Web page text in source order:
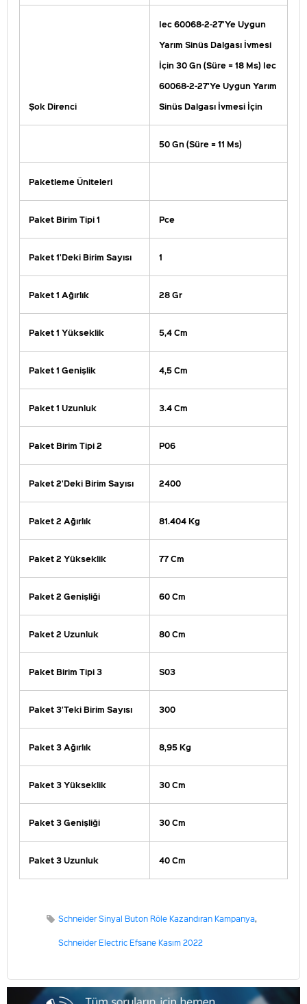
Şok Direnci
Iec 60068-2-27'Ye Uygun
Yarım Sinüs Dalgası İvmesi
İçin 30 Gn (Süre = 18 Ms) Iec
60068-2-27'Ye Uygun Yarım
Sinüs Dalgası İvmesi İçin
50 Gn (Süre = 11 Ms)
Paketleme Üniteleri
Paket Birim Tipi 1 Pce
Paket 1'Deki Birim Sayısı 1
Paket 1 Ağırlık 28 Gr
Paket 1 Yükseklik 5,4 Cm
Paket 1 Genişlik 4,5 Cm
Paket 1 Uzunluk 3.4 Cm
Paket Birim Tipi 2 P06
Paket 2'Deki Birim Sayısı 2400
Paket 2 Ağırlık 81.404 Kg
Paket 2 Yükseklik 77 Cm
Paket 2 Genişliği 60 Cm
Paket 2 Uzunluk 80 Cm
Paket Birim Tipi 3 S03
Paket 3'Teki Birim Sayısı 300
Paket 3 Ağırlık 8,95 Kg
Paket 3 Yükseklik 30 Cm
Paket 3 Genişliği 30 Cm
Paket 3 Uzunluk 40 Cm
Schneider Sinyal Buton Röle Kazandıran Kampanya,
Schneider Electric Efsane Kasım 2022